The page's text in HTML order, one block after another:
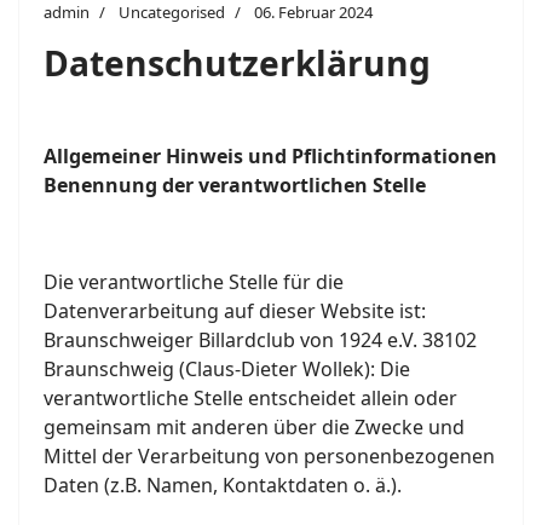
admin Uncategorised 06. Februar 2024
Datenschutzerklärung
Allgemeiner Hinweis und Pflichtinformationen
Benennung der verantwortlichen Stelle
Die verantwortliche Stelle für die
Datenverarbeitung auf dieser Website ist:
Braunschweiger Billardclub von 1924 e.V. 38102
Braunschweig (Claus-Dieter Wollek): Die
verantwortliche Stelle entscheidet allein oder
gemeinsam mit anderen über die Zwecke und
Mittel der Verarbeitung von personenbezogenen
Daten (z.B. Namen, Kontaktdaten o. ä.).